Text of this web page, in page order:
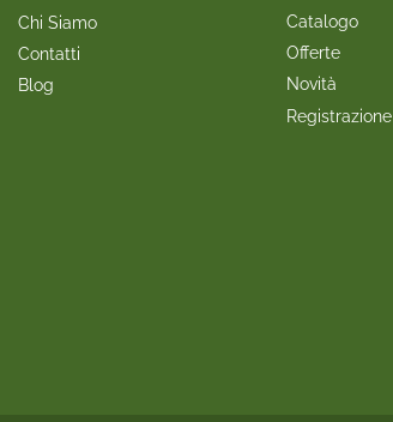
Chi Siamo
Contatti
Blog
Catalogo
Offerte
Novità
Registrazione